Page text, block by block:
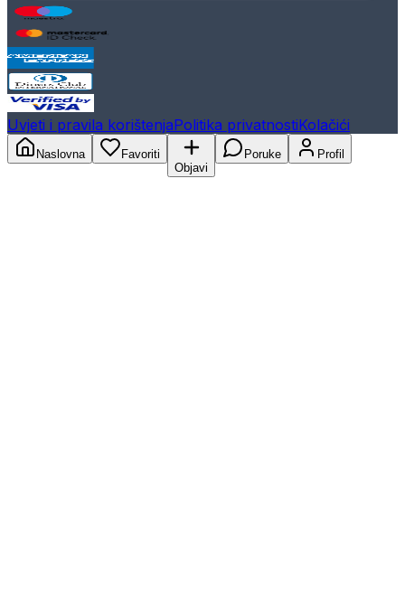
Uvjeti i pravila korištenjaPolitika privatnostiKolačići
Naslovna
Favoriti
Objavi
Poruke Profil